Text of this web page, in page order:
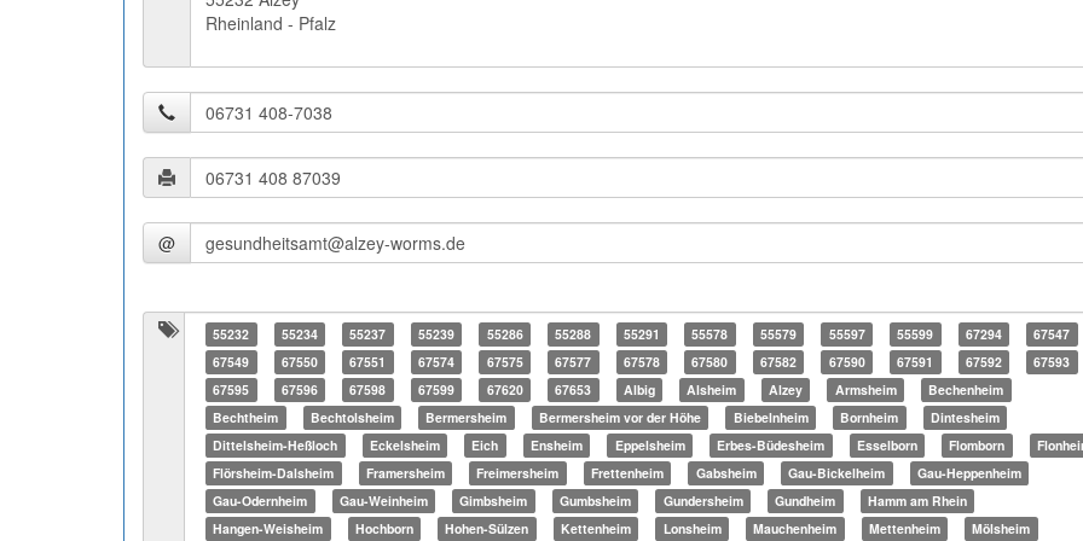
Rheinland - Pfalz
@
55232 55234 55237 55239 55286 55288 55291 55578 55579 55597 55599 67294
67547
67549
67550 67551 67574 67575 67577 67578 67580 67582 67590 67591 67592
67593
67595
67596 67598 67599 67620 67653 Albig Alsheim Alzey Armsheim
Bechenheim
Bechtheim
Bechtolsheim Bermersheim Bermersheim vor der Höhe Biebelnheim Bornheim
Dintesheim
Dittelsheim-Heßloch
Eckelsheim Eich Ensheim Eppelsheim Erbes-Büdesheim Esselborn Flomborn
Flörsheim-Dalsheim
Framersheim Freimersheim Frettenheim Gabsheim Gau-Bickelheim
Gau-Heppenheim
Gau-Odernheim
Gau-Weinheim Gimbsheim Gumbsheim Gundersheim Gundheim
Hamm am Rhein
Hangen-Weisheim
Hochborn Hohen-Sülzen Kettenheim Lonsheim Mauchenheim Mettenheim Mölsheim